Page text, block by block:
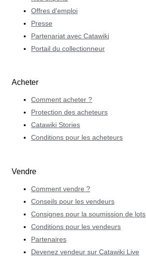
Offres d'emploi
Presse
Partenariat avec Catawiki
Portail du collectionneur
Acheter
Comment acheter ?
Protection des acheteurs
Catawiki Stories
Conditions pour les acheteurs
Vendre
Comment vendre ?
Conseils pour les vendeurs
Consignes pour la soumission de lots
Conditions pour les vendeurs
Partenaires
Devenez vendeur sur Catawiki Live